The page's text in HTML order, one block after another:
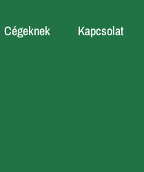
Cégeknek Kapcsolat